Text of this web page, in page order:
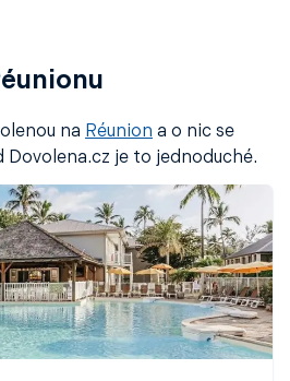
na hlavních evropských
neexistují přímé lety na
na hlavní evropská letiště je
cestu sjedním nebo dvěma
zvolit letenku na jednu
přestupy, aby bylo
bez zbytečných komplikací.
na Réunion a o nic se
Dovolena.cz je to jednoduché.